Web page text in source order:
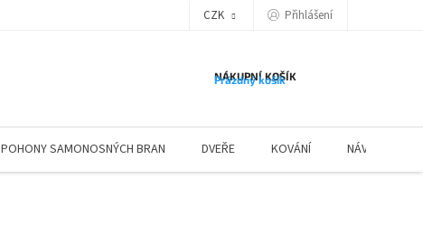
CZK Přihlášení
NÁKUPNÍ KOŠÍK
Prázdný košík
POHONY SAMONOSNÝCH BRAN DVEŘE KOVÁNÍ NÁVODY